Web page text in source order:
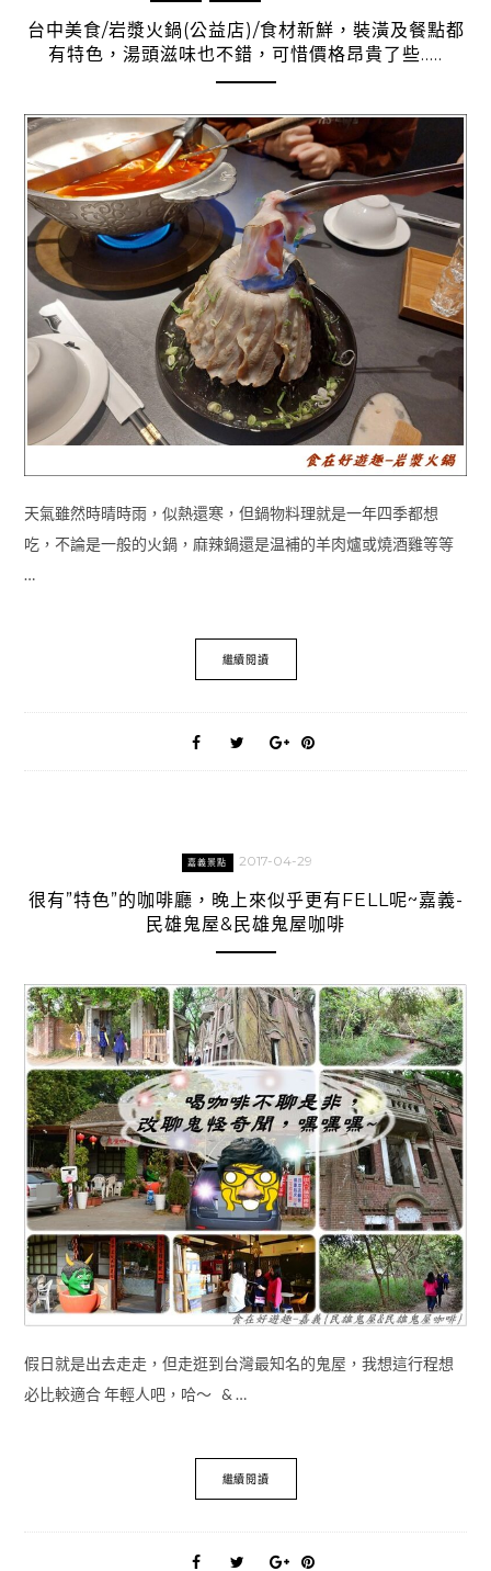
台中美食/岩漿火鍋(公益店)/食材新鮮，裝潢及餐點都
有特色，湯頭滋味也不錯，可惜價格昂貴了些…..
天氣雖然時晴時雨，似熱還寒，但鍋物料理就是一年四季都想
吃，不論是一般的火鍋，麻辣鍋還是温補的羊肉爐或燒酒雞等等
…
繼續閱讀
嘉義景點 2017-04-29
很有”特色”的咖啡廳，晚上來似乎更有FELL呢~嘉義-
民雄鬼屋&民雄鬼屋咖啡
假日就是出去走走，但走逛到台灣最知名的鬼屋，我想這行程想
必比較適合 年輕人吧，哈～ & …
繼續閱讀